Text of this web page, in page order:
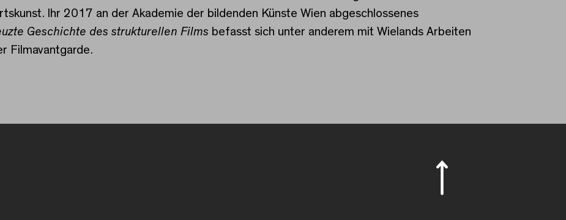
Ihr 2017 an der Akademie der bildenden Künste Wien abgeschlossenes
Geschichte des strukturellen Films befasst sich unter anderem mit Wielands Arbeiten
Filmavantgarde.